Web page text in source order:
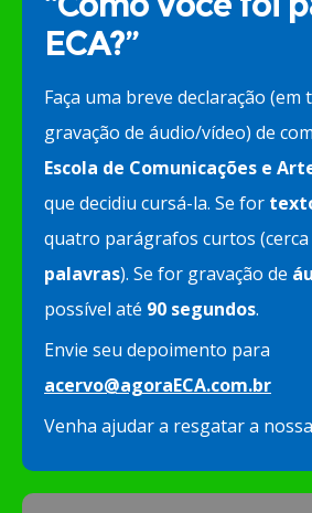
ECA?”
Faça uma breve declaração (em
gravação de áudio/vídeo) de
Escola de Comunicações e
que decidiu cursá-la. Se for
quatro parágrafos curtos (cerca
palavras). Se for gravação de
possível até 90 segundos.
Envie seu depoimento para
acervo@agoraECA.com.br
Venha ajudar a resgatar a